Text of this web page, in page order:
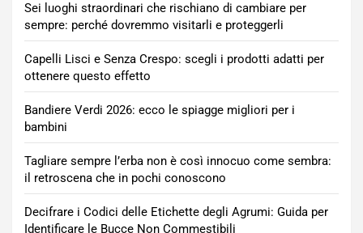
Sei luoghi straordinari che rischiano di cambiare per
sempre: perché dovremmo visitarli e proteggerli
Capelli Lisci e Senza Crespo: scegli i prodotti adatti per
ottenere questo effetto
Bandiere Verdi 2026: ecco le spiagge migliori per i
bambini
Tagliare sempre l’erba non è così innocuo come sembra:
il retroscena che in pochi conoscono
Decifrare i Codici delle Etichette degli Agrumi: Guida per
Identificare le Bucce Non Commestibili